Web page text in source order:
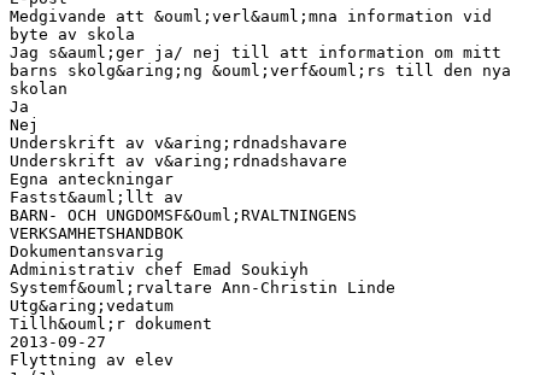
Medgivande att &ouml;verl&auml;mna information vid
byte av skola
Jag s&auml;ger ja/ nej till att information om mitt
barns skolg&aring;ng &ouml;verf&ouml;rs till den nya
skolan
Ja
Nej
Underskrift av v&aring;rdnadshavare
Underskrift av v&aring;rdnadshavare
Egna anteckningar
Fastst&auml;llt av
BARN- OCH UNGDOMSF&Ouml;RVALTNINGENS
VERKSAMHETSHANDBOK
Dokumentansvarig
Administrativ chef Emad Soukiyh
Systemf&ouml;rvaltare Ann-Christin Linde
Utg&aring;vedatum
Tillh&ouml;r dokument
2013-09-27
Flyttning av elev